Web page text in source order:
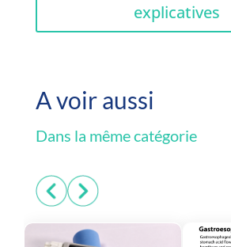
explicatives
A voir aussi
Dans la même catégorie